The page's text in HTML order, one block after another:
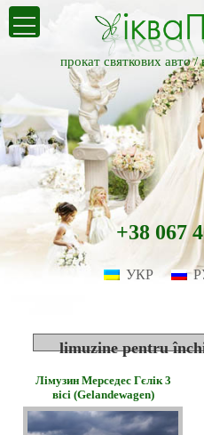
прокат святкових авто /
+38 067
УКР
limuzine pentru
Лімузин Мерседес Гєлік 3
вісі (Gelandewagen)